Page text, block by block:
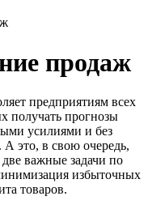
продаж
предприятиям всех
получать прогнозы
усилиями и без
А это, в свою очередь,
важные задачи по
избыточных
товаров.